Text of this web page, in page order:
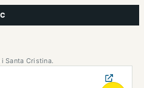
Santa Cristina.